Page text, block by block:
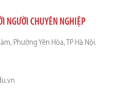
NGƯỜI CHUYÊN NGHIỆP
Phường Yên Hòa, TP Hà Nội.